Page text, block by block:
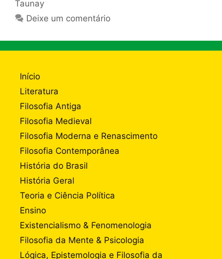
Taunay
Deixe um comentário
Início
Literatura
Filosofia Antiga
Filosofia Medieval
Filosofia Moderna e Renascimento
Filosofia Contemporânea
História do Brasil
História Geral
Teoria e Ciência Política
Ensino
Existencialismo & Fenomenologia
Filosofia da Mente & Psicologia
Lógica, Epistemologia e Filosofia da